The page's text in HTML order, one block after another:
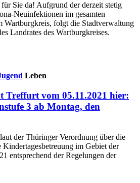
Sie da! Aufgrund der derzeit stetig
Neuinfektionen im gesamten
Wartburgkreis, folgt die Stadtverwaltung
Landrates des Wartburgkreises.
Leben
Treffurt vom 05.11.2021 hier:
3 ab Montag, den
der Thüringer Verordnung über die
im Gebiet der
entsprechend der Regelungen der